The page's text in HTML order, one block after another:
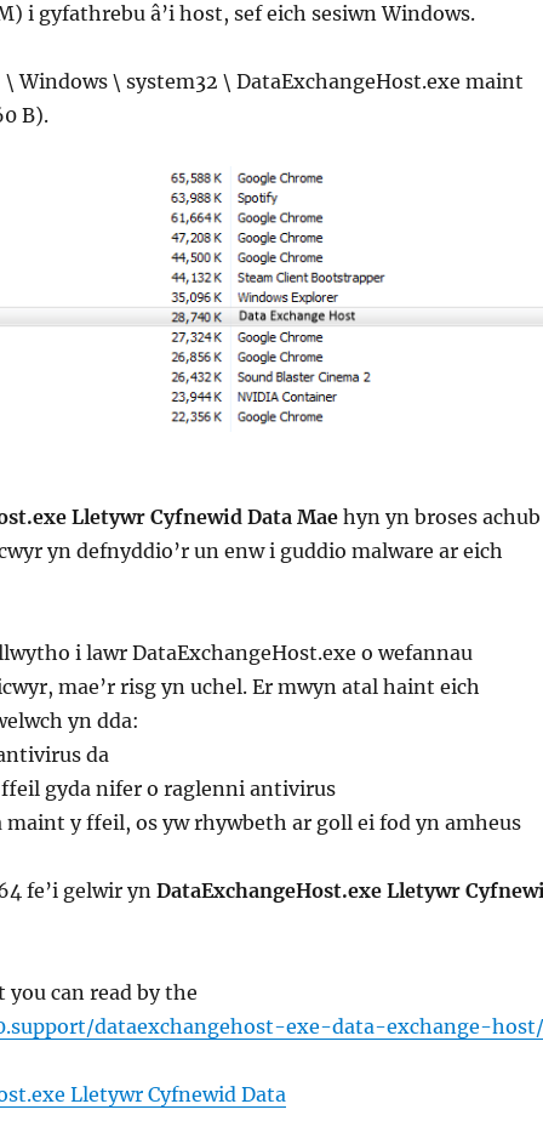
i gyfathrebu â’i host, sef eich sesiwn Windows.
Windows \ system32 \ DataExchangeHost.exe maint
B).
Lletywr Cyfnewid Data Maehyn yn broses achub
yn defnyddio’r un enw i guddio malware ar eich
i lawr DataExchangeHost.exe o wefannau
mae’r risg yn uchel. Er mwyn atal haint eich
yn dda:
da
gyda nifer o raglenni antivirus
maint y ffeil, os yw rhywbeth ar goll ei fod yn amheus
fe’i gelwir yn DataExchangeHost.exe Lletywr
can read by the
dataexchangehost-exe-data-exchange-host/
Lletywr Cyfnewid Data